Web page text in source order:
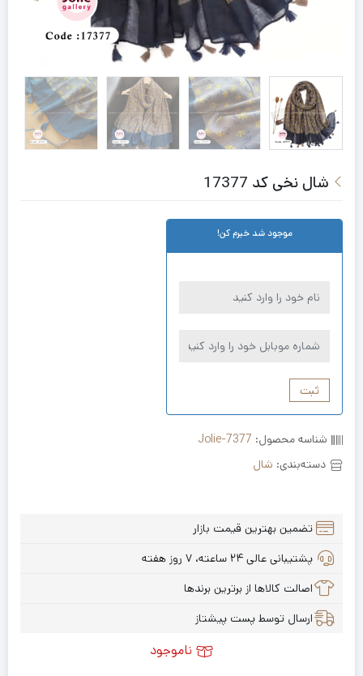
شال نخی کد 17377
موجود شد خبرم کن!
ثبت
شناسه محصول: Jolie-7377
دسته‌بندی: شال
تضمین بهترین قیمت بازار
پشتیبانی عالی ۲۴ ساعته، ۷ روز هفته
اصالت کالاها از برترین برندها
ارسال توسط پست پیشتاز
ناموجود